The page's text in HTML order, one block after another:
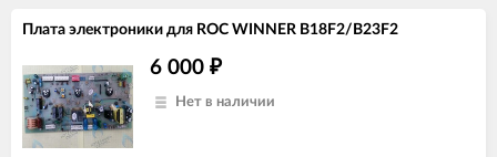
Плата электроники для ROC WINNER B18F2/B23F2
6 000 ₽
Нет в наличии